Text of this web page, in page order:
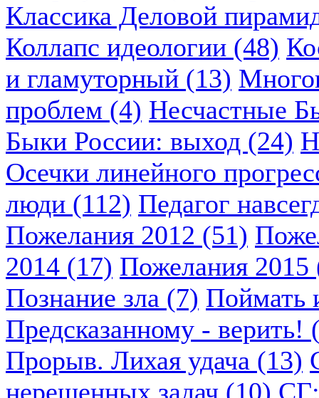
Классика Деловой
Коллапс идеологии (48)
и гламуторный (13)
проблем (4) Несчастные
Быки России: выход (24)
Осечки линейного
люди (112) Педагог
Пожелания 2012 (51)
2014 (17) Пожелания 2015
Познание зла (7) Поймать
Предсказанному - верить!
Прорыв. Лихая удача (13)
нерешенных задач (10)